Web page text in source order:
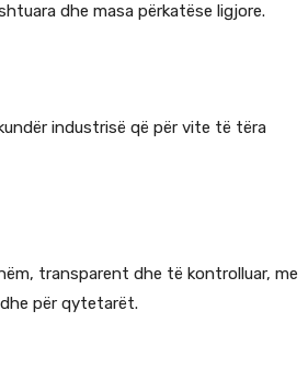
dhe masa përkatëse ligjore.
industrisë që për vite të tëra
transparent dhe të kontrolluar, me
për qytetarët.